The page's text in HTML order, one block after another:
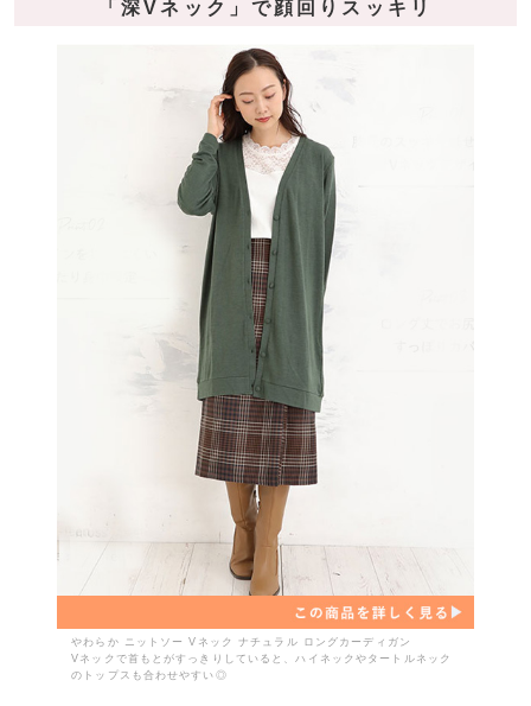
「深Vネック」で顔回りスッキリ
やわらか ニットソー Vネック ナチュラル ロングカーディガン
Vネックで首もとがすっきりしていると、ハイネックやタートルネック
のトップスも合わせやすい◎